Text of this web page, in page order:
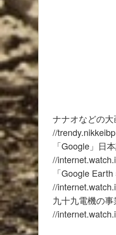
ナナオなどの
//
「Google」日
//
「Google
//
九十九電機の
//